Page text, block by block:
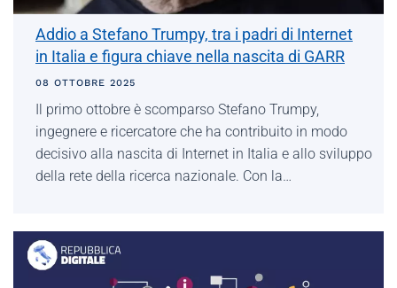
Addio a Stefano Trumpy, tra i padri di Internet
in Italia e figura chiave nella nascita di GARR
08 OTTOBRE 2025
Il primo ottobre è scomparso Stefano Trumpy,
ingegnere e ricercatore che ha contribuito in modo
decisivo alla nascita di Internet in Italia e allo sviluppo
della rete della ricerca nazionale. Con la…